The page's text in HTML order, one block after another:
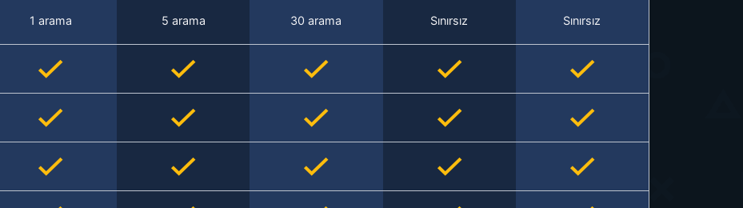
1 arama 5 arama 30 arama Sınırsız Sınırsız